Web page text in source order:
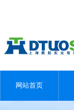
网站首页